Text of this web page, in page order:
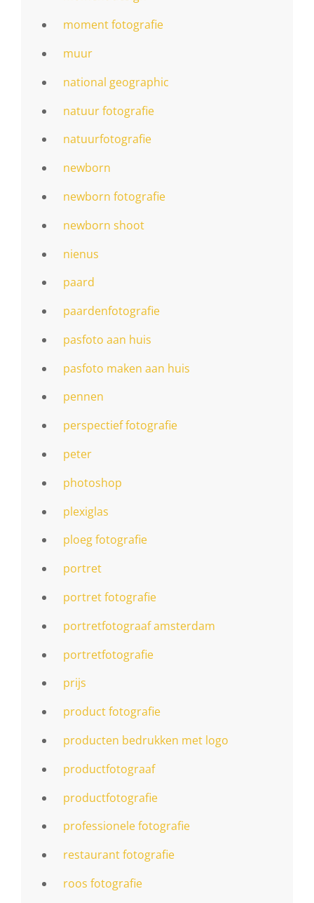
moment fotografie
muur
national geographic
natuur fotografie
natuurfotografie
newborn
newborn fotografie
newborn shoot
nienus
paard
paardenfotografie
pasfoto aan huis
pasfoto maken aan huis
pennen
perspectief fotografie
peter
photoshop
plexiglas
ploeg fotografie
portret
portret fotografie
portretfotograaf amsterdam
portretfotografie
prijs
product fotografie
producten bedrukken met logo
productfotograaf
productfotografie
professionele fotografie
restaurant fotografie
roos fotografie